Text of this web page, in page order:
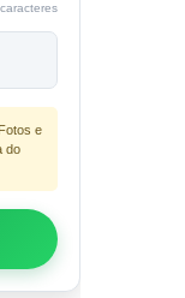
e
do